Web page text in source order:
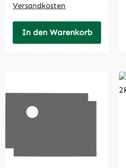
Versandkosten
In den Warenkorb